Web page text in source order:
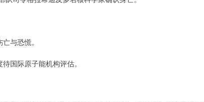
与恐慌。
国际原子能机构评估。